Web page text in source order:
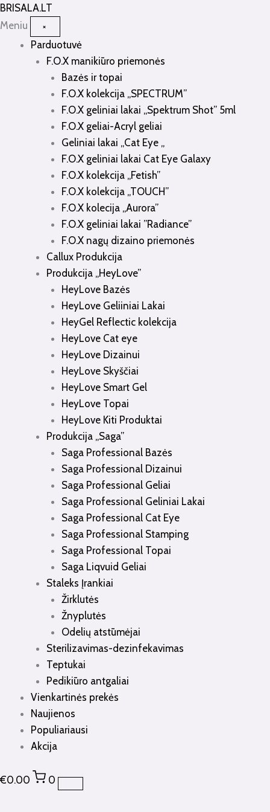
BRISALA.LT
Meniu
×
Parduotuvė
F.O.X manikiūro priemonės
Bazės ir topai
F.O.X kolekcija „SPECTRUM”
F.O.X geliniai lakai „Spektrum Shot” 5ml
F.O.X geliai-Acryl geliai
Geliniai lakai „Cat Eye „
F.O.X geliniai lakai Cat Eye Galaxy
F.O.X kolekcija „Fetish”
F.O.X kolekcija „TOUCH”
F.O.X kolecija „Aurora”
F.O.X geliniai lakai ”Radiance”
F.O.X nagų dizaino priemonės
Callux Produkcija
Produkcija „HeyLove”
HeyLove Bazės
HeyLove Geliiniai Lakai
HeyGel Reflectic kolekcija
HeyLove Cat eye
HeyLove Dizainui
HeyLove Skyščiai
HeyLove Smart Gel
HeyLove Topai
HeyLove Kiti Produktai
Produkcija „Saga”
Saga Professional Bazės
Saga Professional Dizainui
Saga Professional Geliai
Saga Professional Geliniai Lakai
Saga Professional Cat Eye
Saga Professional Stamping
Saga Professional Topai
Saga Liqvuid Geliai
Staleks Įrankiai
Žirklutės
Žnyplutės
Odelių atstūmėjai
Sterilizavimas-dezinfekavimas
Teptukai
Pedikiūro antgaliai
Vienkartinės prekės
Naujienos
Populiariausi
Akcija
€0.00 0
Pereiti
prie